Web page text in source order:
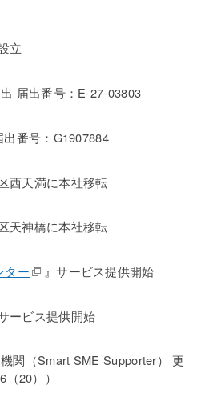
立
届出番号：E-27-03803
番号：G1907884
西天満に本社移転
天神橋に本社移転
ター
』サービス提供開始
ービス提供開始
関（Smart SME Supporter） 更
20））